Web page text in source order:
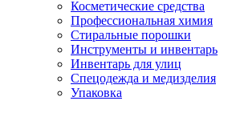
Косметические средства
Профессиональная химия
Стиральные порошки
Инструменты и инвентарь
Инвентарь для улиц
Спецодежда и медизделия
Упаковка